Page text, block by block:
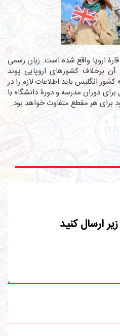
قارۀ اروپا واقع شده است. زبان رسمی
برخلاف کشورهای اروپایی پوند
انگلیس باید اطلاعات لازم را در
دوران مدرسه و دورۀ دانشگاه با
برای هر مقطع متفاوت خواهد بود.
ارسال کنید